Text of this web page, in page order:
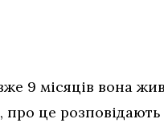
9 місяців вона
це розповідають